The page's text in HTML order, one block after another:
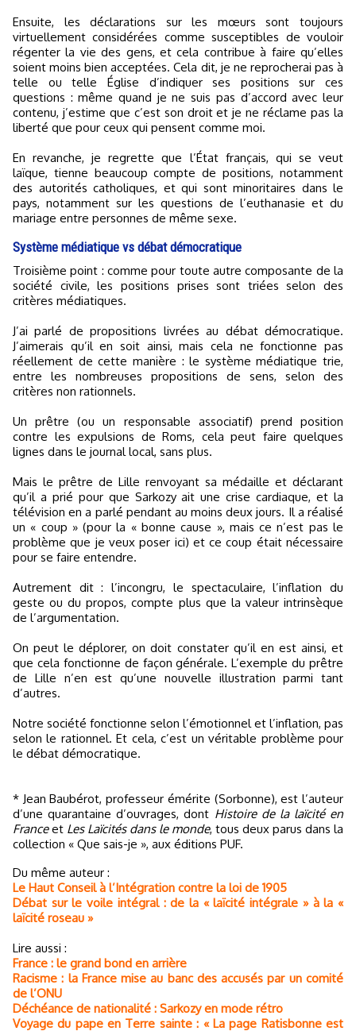
Ensuite, les déclarations sur les mœurs sont toujours
virtuellement considérées comme susceptibles de vouloir
régenter la vie des gens, et cela contribue à faire qu’elles
soient moins bien acceptées. Cela dit, je ne reprocherai pas à
telle ou telle Église d’indiquer ses positions sur ces
questions : même quand je ne suis pas d’accord avec leur
contenu, j’estime que c’est son droit et je ne réclame pas la
liberté que pour ceux qui pensent comme moi.
En revanche, je regrette que l’État français, qui se veut
laïque, tienne beaucoup compte de positions, notamment
des autorités catholiques, et qui sont minoritaires dans le
pays, notamment sur les questions de l’euthanasie et du
mariage entre personnes de même sexe.
Système médiatique vs débat démocratique
Troisième point : comme pour toute autre composante de la
société civile, les positions prises sont triées selon des
critères médiatiques.
J’ai parlé de propositions livrées au débat démocratique.
J’aimerais qu’il en soit ainsi, mais cela ne fonctionne pas
réellement de cette manière : le système médiatique trie,
entre les nombreuses propositions de sens, selon des
critères non rationnels.
Un prêtre (ou un responsable associatif) prend position
contre les expulsions de Roms, cela peut faire quelques
lignes dans le journal local, sans plus.
Mais le prêtre de Lille renvoyant sa médaille et déclarant
qu’il a prié pour que Sarkozy ait une crise cardiaque, et la
télévision en a parlé pendant au moins deux jours. Il a réalisé
un « coup » (pour la « bonne cause », mais ce n’est pas le
problème que je veux poser ici) et ce coup était nécessaire
pour se faire entendre.
Autrement dit : l’incongru, le spectaculaire, l’inflation du
geste ou du propos, compte plus que la valeur intrinsèque
de l’argumentation.
On peut le déplorer, on doit constater qu’il en est ainsi, et
que cela fonctionne de façon générale. L’exemple du prêtre
de Lille n’en est qu’une nouvelle illustration parmi tant
d’autres.
Notre société fonctionne selon l’émotionnel et l’inflation, pas
selon le rationnel. Et cela, c’est un véritable problème pour
le débat démocratique.
* Jean Baubérot, professeur émérite (Sorbonne), est l’auteur
d’une quarantaine d’ouvrages, dont Histoire de la laïcité en
Franceet Les Laïcités dans le monde, tous deux parus dans la
collection « Que sais-je », aux éditions PUF.
Du même auteur :
Le Haut Conseil à l’Intégration contre la loi de 1905
Débat sur le voile intégral : de la « laïcité intégrale » à la «
laïcité roseau »
Lire aussi :
France : le grand bond en arrière
Racisme : la France mise au banc des accusés par un comité
de l’ONU
Déchéance de nationalité : Sarkozy en mode rétro
Voyage du pape en Terre sainte : « La page Ratisbonne est